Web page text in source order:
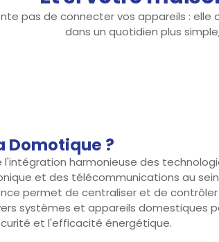
pas de connecter vos appareils :
dans un quotidien plus
Domotique ?
harmonieuse des
et des télécommunications au
permet de centraliser et de
systèmes et appareils domestiques
et l'efficacité énergétique.